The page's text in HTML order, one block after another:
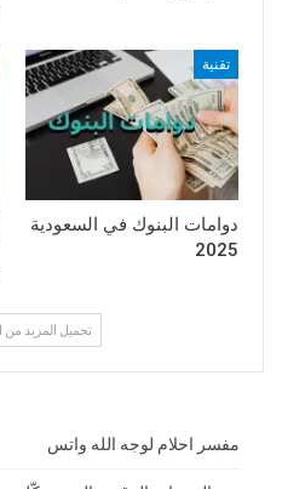
تقنية
دوامات البنوك في السعودية
2025
تحميل المزيد من
مفسر احلام لوجه الله واتس